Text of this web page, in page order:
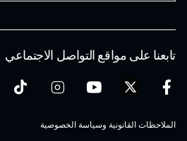
تابعنا على مواقع التواصل الاجتماعي
الملاحظات القانونية وسياسة الخصوصية